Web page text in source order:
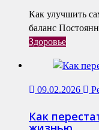
Как улучшить
баланс
Здоровье
09.02.2026
Как